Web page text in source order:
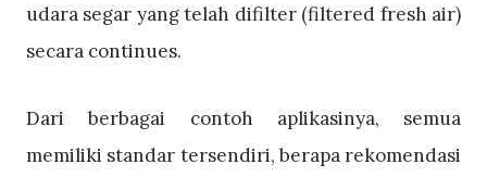
udara segar yang telah difilter (filtered fresh air)
secara continues.
Dari berbagai contoh aplikasinya, semua
memiliki standar tersendiri, berapa rekomendasi